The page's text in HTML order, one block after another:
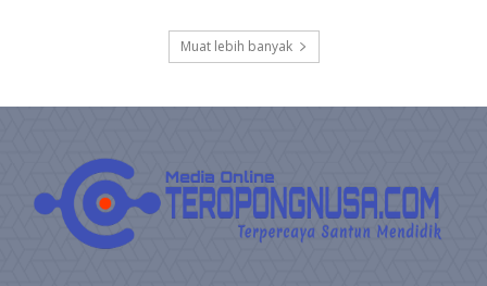
Muat lebih banyak